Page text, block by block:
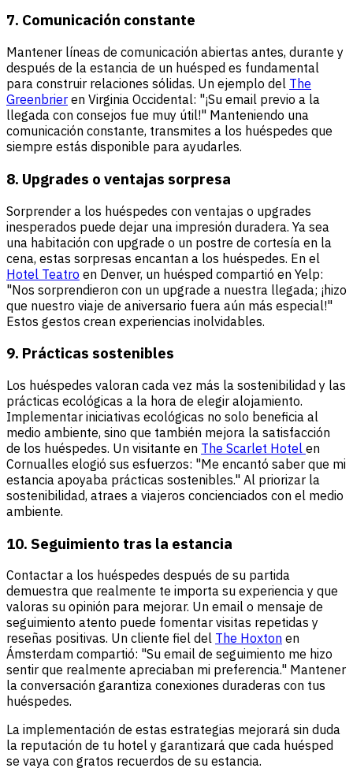
7. Comunicación constante
Mantener líneas de comunicación abiertas antes, durante y
después de la estancia de un huésped es fundamental
para construir relaciones sólidas. Un ejemplo del The
Greenbrier en Virginia Occidental: "¡Su email previo a la
llegada con consejos fue muy útil!" Manteniendo una
comunicación constante, transmites a los huéspedes que
siempre estás disponible para ayudarles.
8. Upgrades o ventajas sorpresa
Sorprender a los huéspedes con ventajas o upgrades
inesperados puede dejar una impresión duradera. Ya sea
una habitación con upgrade o un postre de cortesía en la
cena, estas sorpresas encantan a los huéspedes. En el
Hotel Teatro en Denver, un huésped compartió en Yelp:
"Nos sorprendieron con un upgrade a nuestra llegada; ¡hizo
que nuestro viaje de aniversario fuera aún más especial!"
Estos gestos crean experiencias inolvidables.
9. Prácticas sostenibles
Los huéspedes valoran cada vez más la sostenibilidad y las
prácticas ecológicas a la hora de elegir alojamiento.
Implementar iniciativas ecológicas no solo beneficia al
medio ambiente, sino que también mejora la satisfacción
de los huéspedes. Un visitante en The Scarlet Hotel en
Cornualles elogió sus esfuerzos: "Me encantó saber que mi
estancia apoyaba prácticas sostenibles." Al priorizar la
sostenibilidad, atraes a viajeros concienciados con el medio
ambiente.
10. Seguimiento tras la estancia
Contactar a los huéspedes después de su partida
demuestra que realmente te importa su experiencia y que
valoras su opinión para mejorar. Un email o mensaje de
seguimiento atento puede fomentar visitas repetidas y
reseñas positivas. Un cliente fiel del The Hoxton en
Ámsterdam compartió: "Su email de seguimiento me hizo
sentir que realmente apreciaban mi preferencia." Mantener
la conversación garantiza conexiones duraderas con tus
huéspedes.
La implementación de estas estrategias mejorará sin duda
la reputación de tu hotel y garantizará que cada huésped
se vaya con gratos recuerdos de su estancia.